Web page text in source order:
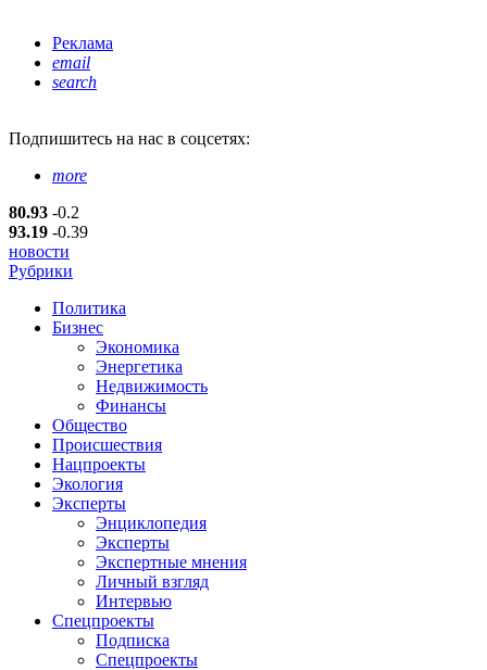
Реклама
email
search
Подпишитесь на нас в соцсетях:
more
80.93 -0.2
93.19 -0.39
новости
Рубрики
Политика
Бизнес
Экономика
Энергетика
Недвижимость
Финансы
Общество
Происшествия
Нацпроекты
Экология
Эксперты
Энциклопедия
Эксперты
Экспертные мнения
Личный взгляд
Интервью
Спецпроекты
Подписка
Спецпроекты